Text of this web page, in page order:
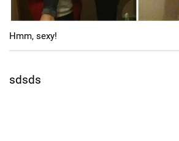
Cool Esport
Pořady
TV Program
Hmm, sexy!
sdsds